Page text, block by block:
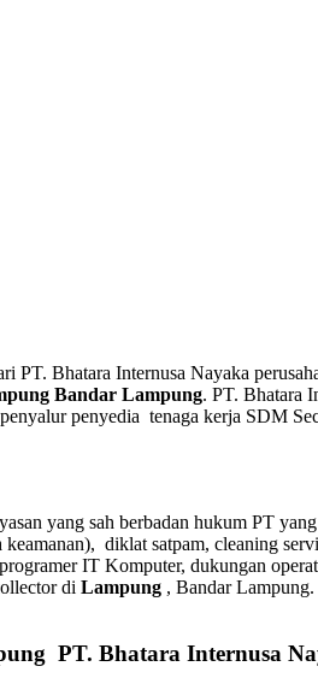
PT. Bhatara Internusa Nayaka
Bandar Lampung. PT. Bhatara
penyalurpenyedia tenaga kerja SDM
yang sah berbadan hukum PT
keamanan), diklat satpam, cleaning
IT Komputer, dukungan
di Lampung , Bandar Lampung.
PT. Bhatara Internusa